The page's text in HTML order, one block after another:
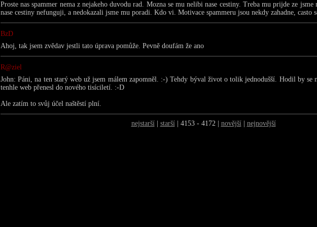
Proste nas spammer nema z nejakeho duvodu rad. Mozna se mu nelibi nase cestiny. Treba mu prijde ze
nase cestiny nefunguji, a nedokazali jsme mu poradi. Kdo vi. Motivace spammeru jsou nekdy zahadne, casto
BzD
Ahoj, tak jsem zvědav jestli tato úprava pomůže. Pevně doufám že ano
R@ziel
John: Páni, na ten starý web už jsem málem zapomněl. :-) Tehdy býval život o tolik jednodušší. Hodil by se
tenhle web přenesl do nového tisíciletí. :-D
Ale zatím to svůj účel naštěstí plní.
nejstarší| starší| 4153 - 4172 | novější| nejnovější